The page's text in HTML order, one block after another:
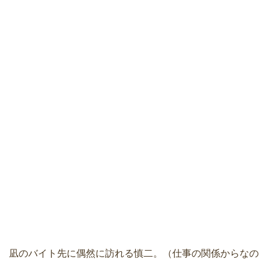
凪のバイト先に偶然に訪れる慎二。（仕事の関係からなの